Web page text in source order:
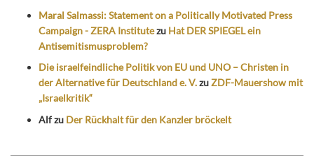
Maral Salmassi: Statement on a Politically Motivated Press
Campaign - ZERA Institutezu Hat DER SPIEGEL ein
Antisemitismusproblem?
Die israelfeindliche Politik von EU und UNO – Christen in
der Alternative für Deutschland e. V.zuZDF-Mauershow mit
„Israelkritik“
Alfzu Der Rückhalt für den Kanzler bröckelt